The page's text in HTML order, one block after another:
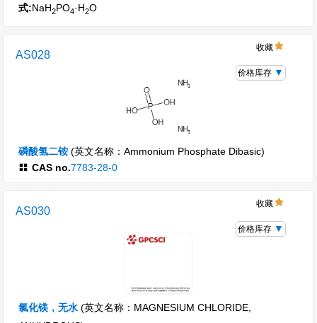
式:NaH2PO4·H2O
AS028
磷酸氢二铵 (英文名称：Ammonium Phosphate Dibasic)
CAS no.7783-28-0
收藏
价格库存
AS030
氯化镁，无水 (英文名称：MAGNESIUM CHLORIDE,
收藏
价格库存